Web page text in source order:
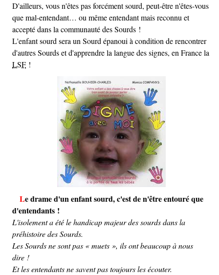
D'ailleurs, vous n'êtes pas forcément sourd, peut-être n'êtes-vous
que mal-entendant… ou même entendant mais reconnu et
accepté dans la communauté des Sourds !
L'enfant sourd sera un Sourd épanoui à condition de rencontrer
d'autres Sourds et d'apprendre la langue des signes, en France la
LSF !
Le drame d'un enfant sourd, c'est de n'être entouré que
d'entendants !
L'isolement a été le handicap majeur des sourds dans la
préhistoire des Sourds.
Les Sourds ne sont pas « muets », ils ont beaucoup à nous
dire !
Et les entendants ne savent pas toujours les écouter.